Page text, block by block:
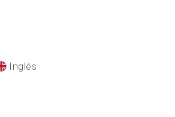
Inglés